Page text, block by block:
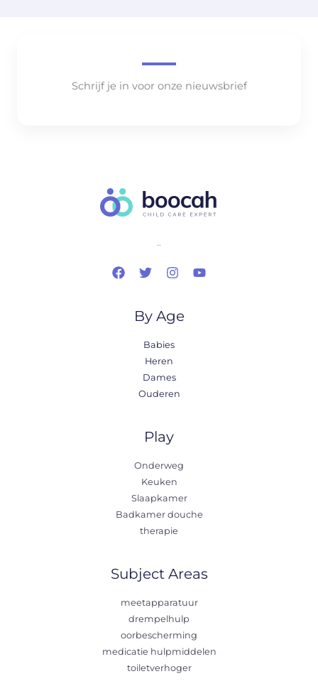
Schrijf je in voor onze nieuwsbrief
..
By Age
Babies
Heren
Dames
Ouderen
Play
Onderweg
Keuken
Slaapkamer
Badkamer douche
therapie
Subject Areas
meetapparatuur
drempelhulp
oorbescherming
medicatie hulpmiddelen
toiletverhoger